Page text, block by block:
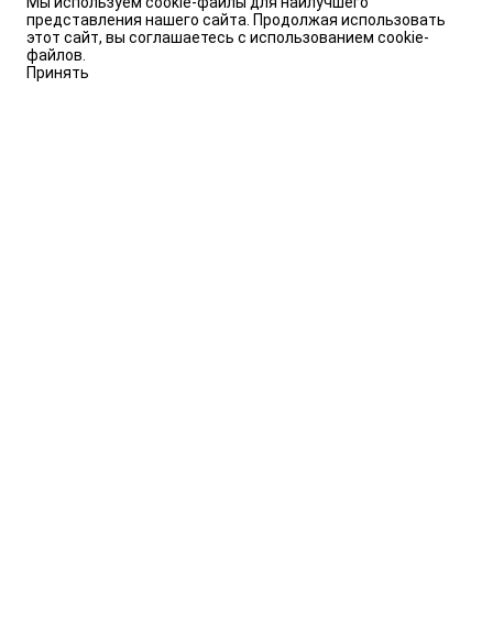
представления нашего сайта. Продолжая использовать
этот сайт, вы соглашаетесь с использованием cookie-
файлов.
Принять